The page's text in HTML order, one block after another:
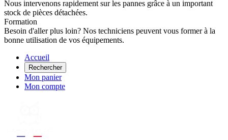
Nous intervenons rapidement sur les pannes grâce à un important
stock de pièces détachées.
Formation
Besoin d'aller plus loin? Nos techniciens peuvent vous former à la
bonne utilisation de vos équipements.
Accueil
Rechercher
Mon panier
Mon compte